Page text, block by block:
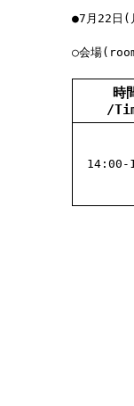
●7月22日(
○会場
時
/
14:00-